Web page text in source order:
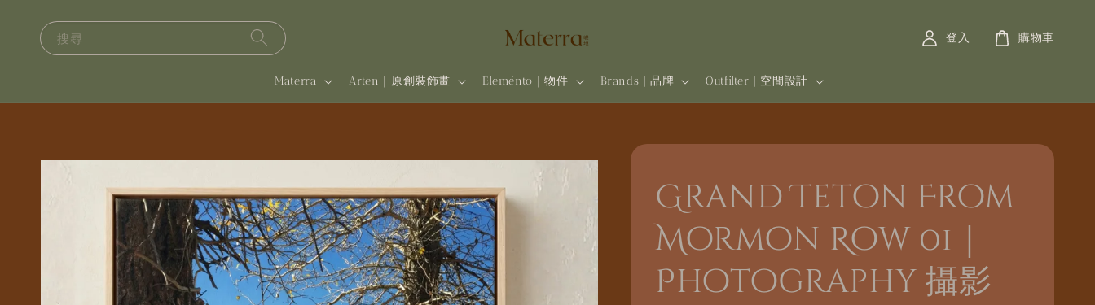
搜尋
Materra Arten｜原創裝飾畫 Eleménto｜物件 Brands | 品牌 Outfilter | 空間設計
登入 購物車
Grand Teton From
Mormon Row 01｜
Photography 攝影